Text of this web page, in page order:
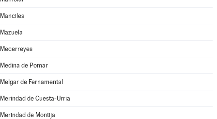
Manciles
Mazuela
Mecerreyes
Medina de Pomar
Melgar de Fernamental
Merindad de Cuesta-Urria
Merindad de Montija